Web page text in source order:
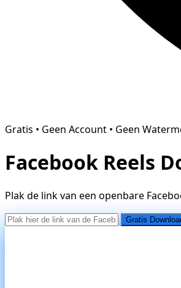
Gratis • Geen Account • Geen
Facebook Reels
Plak de link van een openbare
Gratis